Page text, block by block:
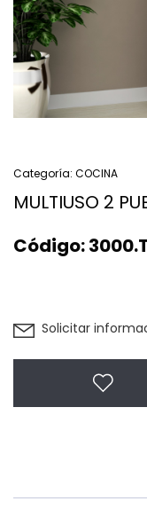
Categoría: COCINA
MULTIUSO 2
Código:
Solicitar